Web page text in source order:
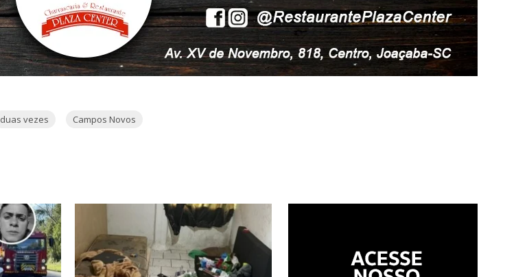
duas vezes Campos Novos